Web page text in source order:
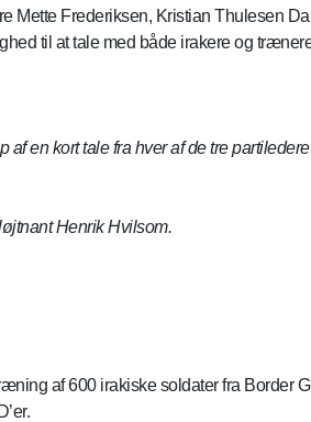
Mette Frederiksen, Kristian Thulesen
til at tale med både irakere og
en kort tale fra hver af de tre
Henrik Hvilsom.
af 600 irakiske soldater fra Border